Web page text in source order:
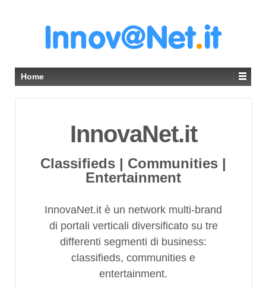
Home
InnovaNet.it
Classifieds | Communities |
Entertainment
InnovaNet.it è un network multi-brand
di portali verticali diversificato su tre
differenti segmenti di business:
classifieds, communities e
entertainment.